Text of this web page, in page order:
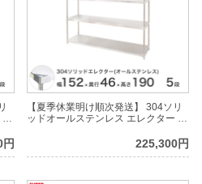
シ
イ
【夏季休業明け順次発送】 304ソリ
ッドオールステンレス エレクター シ
46.1cmx高さ189.2cm PSポール ダイ
カスト・アジャストボルト付 5段
225,300円